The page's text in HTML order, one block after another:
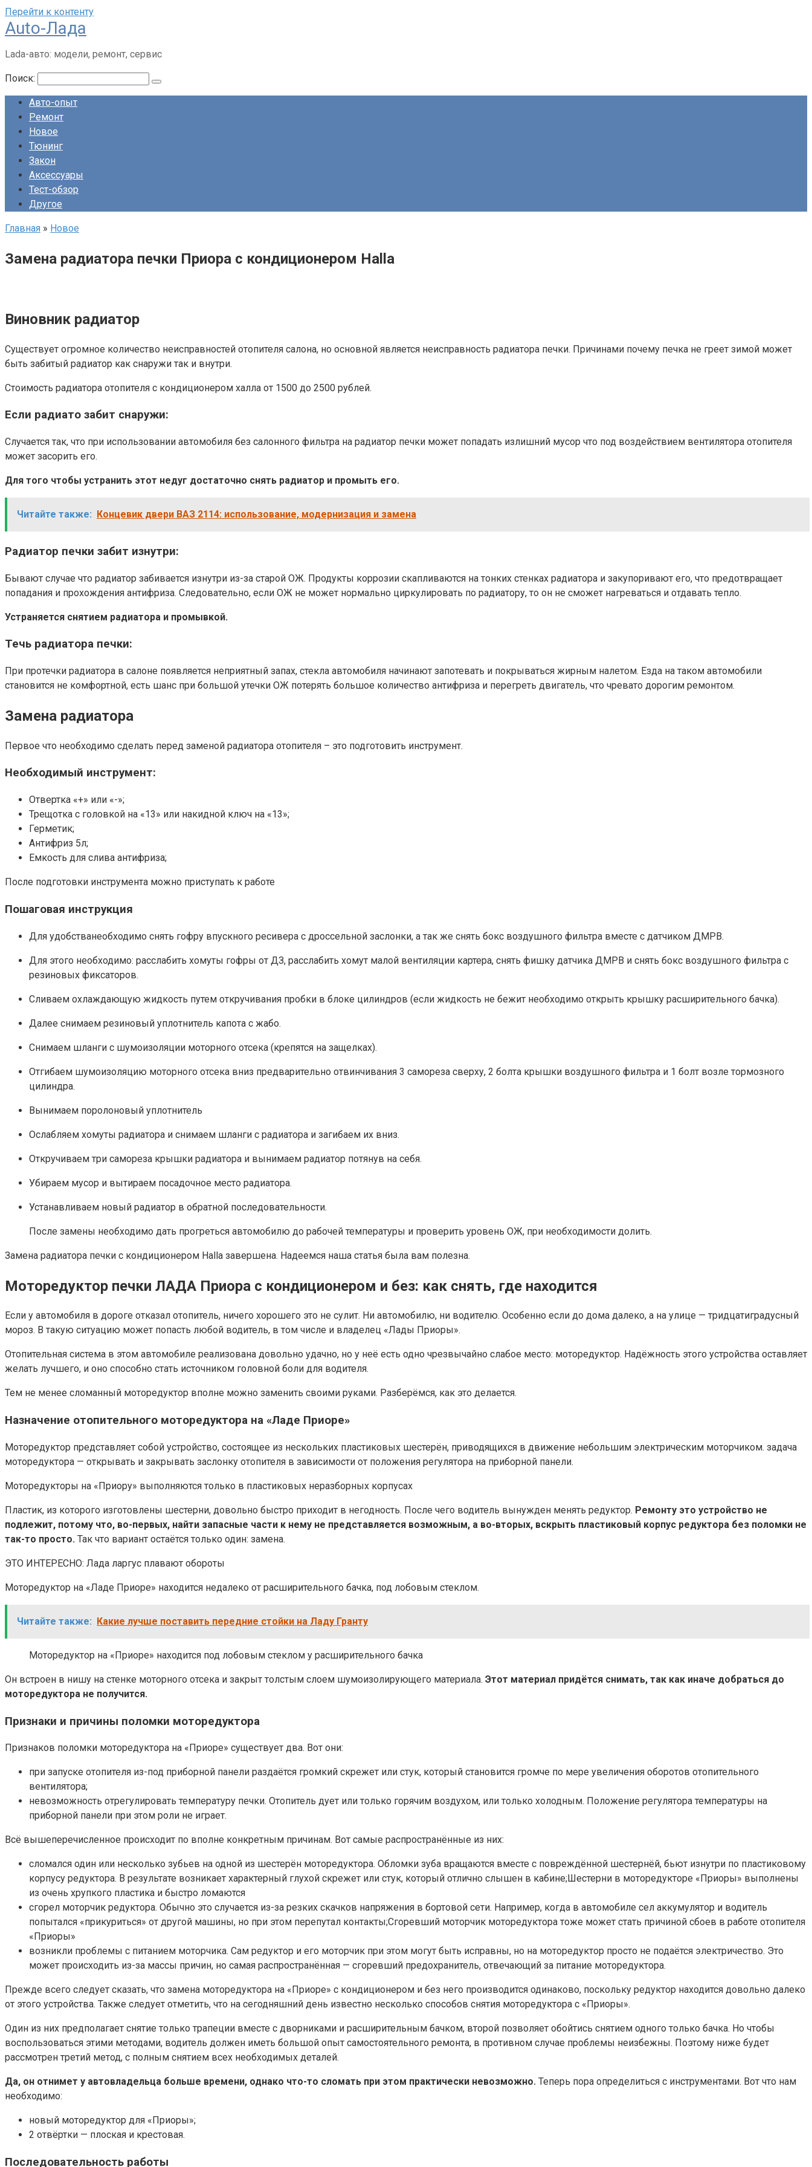
Перейти к контенту
Auto-Лада
Lada-авто: модели, ремонт, сервис
Поиск:
Авто-опыт
Ремонт
Новое
Тюнинг
Закон
Аксессуары
Тест-обзор
Другое
Главная » Новое
Замена радиатора печки Приора с кондиционером Halla
Виновник радиатор
Существует огромное количество неисправностей отопителя салона, но основной является неисправность радиатора печки. Причинами почему печка не греет зимой может
быть забитый радиатор как снаружи так и внутри.
Стоимость радиатора отопителя с кондиционером халла от 1500 до 2500 рублей.
Если радиато забит снаружи:
Случается так, что при использовании автомобиля без салонного фильтра на радиатор печки может попадать излишний мусор что под воздействием вентилятора отопителя
может засорить его.
Для того чтобы устранить этот недуг достаточно снять радиатор и промыть его.
Читайте также: Концевик двери ВАЗ 2114: использование, модернизация и замена
Радиатор печки забит изнутри:
Бывают случае что радиатор забивается изнутри из-за старой ОЖ. Продукты коррозии скапливаются на тонких стенках радиатора и закупоривают его, что предотвращает
попадания и прохождения антифриза. Следовательно, если ОЖ не может нормально циркулировать по радиатору, то он не сможет нагреваться и отдавать тепло.
Устраняется снятием радиатора и промывкой.
Течь радиатора печки:
При протечки радиатора в салоне появляется неприятный запах, стекла автомобиля начинают запотевать и покрываться жирным налетом. Езда на таком автомобили
становится не комфортной, есть шанс при большой утечки ОЖ потерять большое количество антифриза и перегреть двигатель, что чревато дорогим ремонтом.
Замена радиатора
Первое что необходимо сделать перед заменой радиатора отопителя – это подготовить инструмент.
Необходимый инструмент:
Отвертка «+» или «-»;
Трещотка с головкой на «13» или накидной ключ на «13»;
Герметик;
Антифриз 5л;
Емкость для слива антифриза;
После подготовки инструмента можно приступать к работе
Пошаговая инструкция
Для удобстванеобходимо снять гофру впускного ресивера с дроссельной заслонки, а так же снять бокс воздушного фильтра вместе с датчиком ДМРВ.
Для этого необходимо: расслабить хомуты гофры от ДЗ, расслабить хомут малой вентиляции картера, снять фишку датчика ДМРВ и снять бокс воздушного фильтра с
резиновых фиксаторов.
Сливаем охлаждающую жидкость путем откручивания пробки в блоке цилиндров (если жидкость не бежит необходимо открыть крышку расширительного бачка).
Далее снимаем резиновый уплотнитель капота с жабо.
Снимаем шланги с шумоизоляции моторного отсека (крепятся на защелках).
Отгибаем шумоизоляцию моторного отсека вниз предварительно отвинчивания 3 самореза сверху, 2 болта крышки воздушного фильтра и 1 болт возле тормозного
цилиндра.
Вынимаем поролоновый уплотнитель
Ослабляем хомуты радиатора и снимаем шланги с радиатора и загибаем их вниз.
Откручиваем три самореза крышки радиатора и вынимаем радиатор потянув на себя.
Убираем мусор и вытираем посадочное место радиатора.
Устанавливаем новый радиатор в обратной последовательности.
После замены необходимо дать прогреться автомобилю до рабочей температуры и проверить уровень ОЖ, при необходимости долить.
Замена радиатора печки с кондиционером Halla завершена. Надеемся наша статья была вам полезна.
Моторедуктор печки ЛАДА Приора с кондиционером и без: как снять, где находится
Если у автомобиля в дороге отказал отопитель, ничего хорошего это не сулит. Ни автомобилю, ни водителю. Особенно если до дома далеко, а на улице — тридцатиградусный
мороз. В такую ситуацию может попасть любой водитель, в том числе и владелец «Лады Приоры».
Отопительная система в этом автомобиле реализована довольно удачно, но у неё есть одно чрезвычайно слабое место: моторедуктор. Надёжность этого устройства оставляет
желать лучшего, и оно способно стать источником головной боли для водителя.
Тем не менее сломанный моторедуктор вполне можно заменить своими руками. Разберёмся, как это делается.
Назначение отопительного моторедуктора на «Ладе Приоре»
Моторедуктор представляет собой устройство, состоящее из нескольких пластиковых шестерён, приводящихся в движение небольшим электрическим моторчиком. задача
моторедуктора — открывать и закрывать заслонку отопителя в зависимости от положения регулятора на приборной панели.
Моторедукторы на «Приору» выполняются только в пластиковых неразборных корпусах
Пластик, из которого изготовлены шестерни, довольно быстро приходит в негодность. После чего водитель вынужден менять редуктор. Ремонту это устройство не
подлежит, потому что, во-первых, найти запасные части к нему не представляется возможным, а во-вторых, вскрыть пластиковый корпус редуктора без поломки не
так-то просто. Так что вариант остаётся только один: замена.
ЭТО ИНТЕРЕСНО: Лада ларгус плавают обороты
Моторедуктор на «Ладе Приоре» находится недалеко от расширительного бачка, под лобовым стеклом.
Читайте также: Какие лучше поставить передние стойки на Ладу Гранту
Моторедуктор на «Приоре» находится под лобовым стеклом у расширительного бачка
Он встроен в нишу на стенке моторного отсека и закрыт толстым слоем шумоизолирующего материала. Этот материал придётся снимать, так как иначе добраться до
моторедуктора не получится.
Признаки и причины поломки моторедуктора
Признаков поломки моторедуктора на «Приоре» существует два. Вот они:
при запуске отопителя из-под приборной панели раздаётся громкий скрежет или стук, который становится громче по мере увеличения оборотов отопительного
вентилятора;
невозможность отрегулировать температуру печки. Отопитель дует или только горячим воздухом, или только холодным. Положение регулятора температуры на
приборной панели при этом роли не играет.
Всё вышеперечисленное происходит по вполне конкретным причинам. Вот самые распространённые из них:
сломался один или несколько зубьев на одной из шестерён моторедуктора. Обломки зуба вращаются вместе с повреждённой шестернёй, бьют изнутри по пластиковому
корпусу редуктора. В результате возникает характерный глухой скрежет или стук, который отлично слышен в кабине;Шестерни в моторедукторе «Приоры» выполнены
из очень хрупкого пластика и быстро ломаются
сгорел моторчик редуктора. Обычно это случается из-за резких скачков напряжения в бортовой сети. Например, когда в автомобиле сел аккумулятор и водитель
попытался «прикуриться» от другой машины, но при этом перепутал контакты;Сгоревший моторчик моторедуктора тоже может стать причиной сбоев в работе отопителя
«Приоры»
возникли проблемы с питанием моторчика. Сам редуктор и его моторчик при этом могут быть исправны, но на моторедуктор просто не подаётся электричество. Это
может происходить из-за массы причин, но самая распространённая — сгоревший предохранитель, отвечающий за питание моторедуктора.
Прежде всего следует сказать, что замена моторедуктора на «Приоре» с кондиционером и без него производится одинаково, поскольку редуктор находится довольно далеко
от этого устройства. Также следует отметить, что на сегодняшний день известно несколько способов снятия моторедуктора с «Приоры».
Один из них предполагает снятие только трапеции вместе с дворниками и расширительным бачком, второй позволяет обойтись снятием одного только бачка. Но чтобы
воспользоваться этими методами, водитель должен иметь большой опыт самостоятельного ремонта, в противном случае проблемы неизбежны. Поэтому ниже будет
рассмотрен третий метод, с полным снятием всех необходимых деталей.
Да, он отнимет у автовладельца больше времени, однако что-то сломать при этом практически невозможно. Теперь пора определиться с инструментами. Вот что нам
необходимо:
новый моторедуктор для «Приоры»;
2 отвёртки — плоская и крестовая.
Последовательность работы